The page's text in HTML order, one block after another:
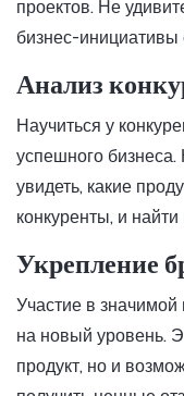
проектов. Не
бизнес-инициативы
Анализ
Научиться у
успешного
увидеть, какие
конкуренты, и
Укрепление
Участие в значимой
на новый уровень.
продукт, но и